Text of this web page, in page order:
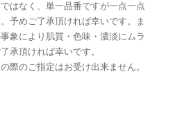
はなく、単一品番ですが一点一点
予めご了承頂ければ幸いです。ま
象により肌質・色味・濃淡にムラ
承頂ければ幸いです。
際のご指定はお受け出来ません。